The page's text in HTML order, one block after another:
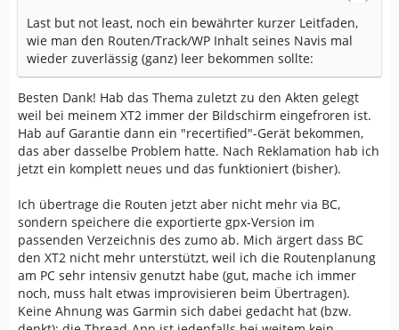
Last but not least, noch ein bewährter kurzer Leitfaden,
wie man den Routen/Track/WP Inhalt seines Navis mal
wieder zuverlässig (ganz) leer bekommen sollte:
Besten Dank! Hab das Thema zuletzt zu den Akten gelegt
weil bei meinem XT2 immer der Bildschirm eingefroren ist.
Hab auf Garantie dann ein "recertified"-Gerät bekommen,
das aber dasselbe Problem hatte. Nach Reklamation hab ich
jetzt ein komplett neues und das funktioniert (bisher).
Ich übertrage die Routen jetzt aber nicht mehr via BC,
sondern speichere die exportierte gpx-Version im
passenden Verzeichnis des zumo ab. Mich ärgert dass BC
den XT2 nicht mehr unterstützt, weil ich die Routenplanung
am PC sehr intensiv genutzt habe (gut, mache ich immer
noch, muss halt etwas improvisieren beim Übertragen).
Keine Ahnung was Garmin sich dabei gedacht hat (bzw.